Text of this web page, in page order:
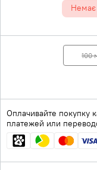
Немає
100
Оплачивайте покупку
платежей или